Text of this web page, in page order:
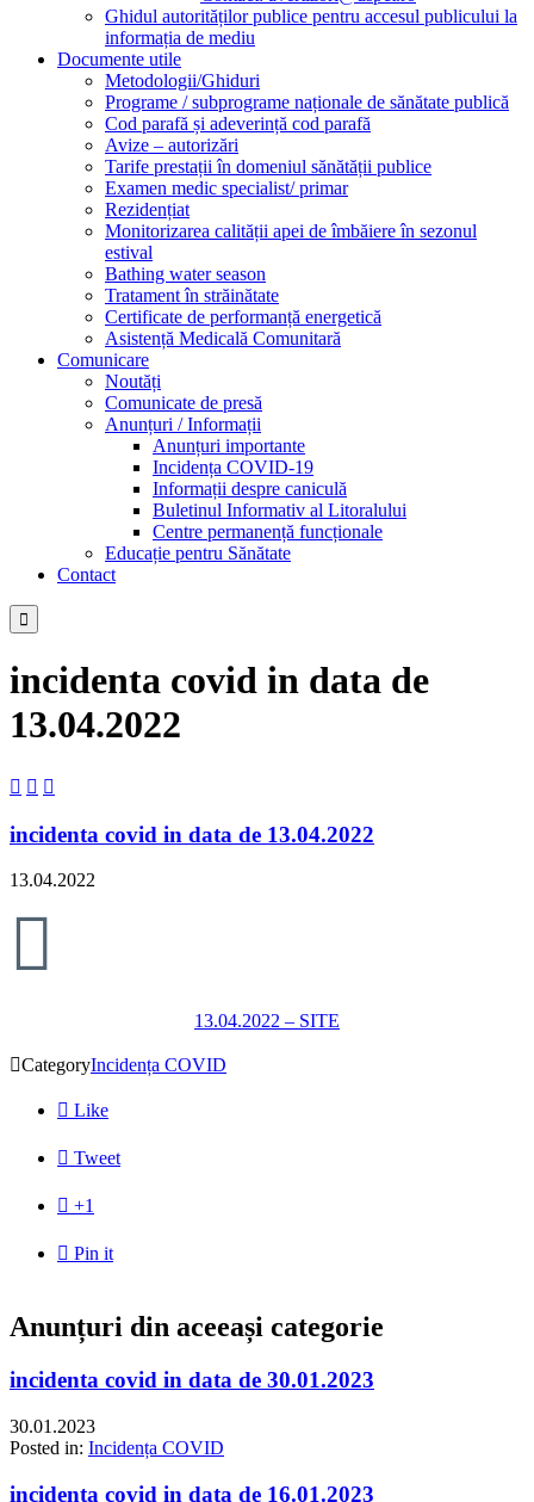
Ghidul autorităților publice pentru accesul publicului la
informația de mediu
Documente utile
Metodologii/Ghiduri
Programe / subprograme naționale de sănătate publică
Cod parafă și adeverință cod parafă
Avize – autorizări
Tarife prestații în domeniul sănătății publice
Examen medic specialist/ primar
Rezidențiat
Monitorizarea calității apei de îmbăiere în sezonul
estival
Bathing water season
Tratament în străinătate
Certificate de performanță energetică
Asistență Medicală Comunitară
Comunicare
Noutăți
Comunicate de presă
Anunțuri / Informații
Anunțuri importante
Incidența COVID-19
Informații despre caniculă
Buletinul Informativ al Litoralului
Centre permanență funcționale
Educație pentru Sănătate
Contact

incidenta covid in data de
13.04.2022
  
incidenta covid in data de 13.04.2022
13.04.2022

13.04.2022 – SITE
CategoryIncidența COVID
 Like
 Tweet
 +1
 Pin it
Anunțuri din aceeași categorie
incidenta covid in data de 30.01.2023
30.01.2023
Posted in: Incidența COVID
incidenta covid in data de 16.01.2023